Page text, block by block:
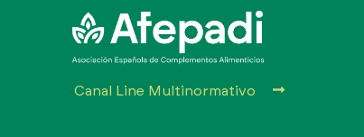
Canal Line Multinormativo